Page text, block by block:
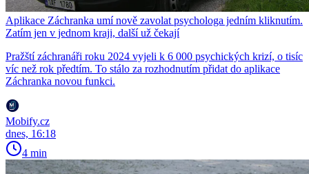
Aplikace Záchranka umí nově zavolat psychologa jedním kliknutím.
Zatím jen v jednom kraji, další už čekají
Pražští záchranáři roku 2024 vyjeli k 6 000 psychických krizí, o tisíc
víc než rok předtím. To stálo za rozhodnutím přidat do aplikace
Záchranka novou funkci.
Mobify.cz
dnes, 16:18
4 min